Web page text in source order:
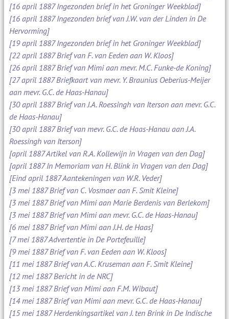
[16 april 1887 Ingezonden brief in het Groninger Weekblad]
[16 april 1887 Ingezonden brief van J.W. van der Linden in De
Hervorming]
[19 april 1887 Ingezonden brief in het Groninger Weekblad]
[22 april 1887 Brief van F. van Eeden aan W. Kloos]
[26 april 1887 Brief van Mimi aan mevr. M.C. Funke-de Koning]
[27 april 1887 Briefkaart van mevr. Y. Braunius Oeberius-Meijer
aan mevr. G.C. de Haas-Hanau]
[30 april 1887 Brief van J.A. Roessingh van Iterson aan mevr. G.C.
de Haas-Hanau]
[30 april 1887 Brief van mevr. G.C. de Haas-Hanau aan J.A.
Roessingh van Iterson]
[april 1887 Artikel van R.A. Kollewijn in Vragen van den Dag]
[april 1887 In Memoriam van H. Blink in Vragen van den Dag]
[Eind april 1887 Aantekeningen van W.R. Veder]
[3 mei 1887 Brief van C. Vosmaer aan F. Smit Kleine]
[3 mei 1887 Brief van Mimi aan Marie Berdenis van Berlekom]
[3 mei 1887 Brief van Mimi aan mevr. G.C. de Haas-Hanau]
[6 mei 1887 Brief van Mimi aan J.H. de Haas]
[7 mei 1887 Advertentie in De Portefeuille]
[9 mei 1887 Brief van F. van Eeden aan W. Kloos]
[11 mei 1887 Brief van A.C. Kruseman aan F. Smit Kleine]
[12 mei 1887 Bericht in de NRC]
[13 mei 1887 Brief van Mimi aan F.M. Wibaut]
[14 mei 1887 Brief van Mimi aan mevr. G.C. de Haas-Hanau]
[15 mei 1887 Herdenkingsartikel van J. ten Brink in De Indische